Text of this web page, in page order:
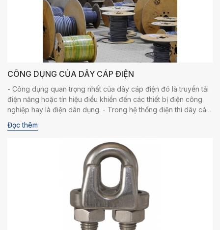
CÔNG DỤNG CỦA DÂY CÁP ĐIỆN
- Công dụng quan trọng nhất của dây cáp điện đó là truyền tải
điện năng hoặc tín hiệu điều khiển đến các thiết bị điện công
nghiệp hay là điện dân dụng. - Trong hệ thống điện thì dây cáp
Đọc thêm